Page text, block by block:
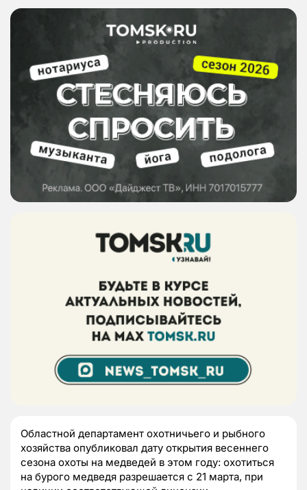
Областной департамент охотничьего и рыбного
хозяйства опубликовал дату открытия весеннего
сезона охоты на медведей в этом году: охотиться
на бурого медведя разрешается с 21 марта, при